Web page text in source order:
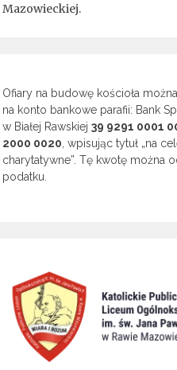
Mazowieckiej.
Ofiary na budowę kościoła
na konto bankowe parafii: Bank
w Białej Rawskiej 39 9291 0001
2000 0020 , wpisując tytuł „na
charytatywne”. Tę kwotę można
podatku.